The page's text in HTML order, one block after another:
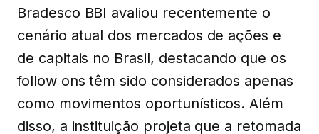
Bradesco BBI avaliou recentemente o
cenário atual dos mercados de ações e
de capitais no Brasil, destacando que os
follow ons têm sido considerados apenas
como movimentos oportunísticos. Além
disso, a instituição projeta que a retomada